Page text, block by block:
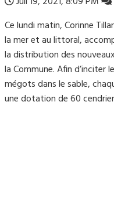
Ce lundi matin, Corinne
la mer et au littoral,
la distribution des
la Commune. Afin d’inciter
mégots dans le sable,
une dotation de 60